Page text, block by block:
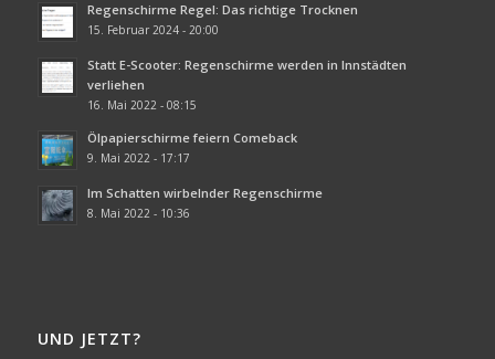
Regenschirme Regel: Das richtige Trocknen
15. Februar 2024 - 20:00
Statt E-Scooter: Regenschirme werden in Innstädten
verliehen
16. Mai 2022 - 08:15
Ölpapierschirme feiern Comeback
9. Mai 2022 - 17:17
Im Schatten wirbelnder Regenschirme
8. Mai 2022 - 10:36
UND JETZT?